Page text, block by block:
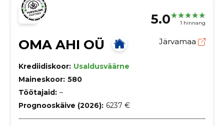
5.0 1 hinnang
OMA AHI OÜ Järvamaa
Krediidiskoor: Usaldusväärne
Maineskoor: 580
Töötajaid: –
Prognooskäive (2026): 6237 €